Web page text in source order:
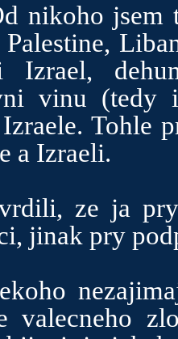
nikoho jsem
Izrael,
vinu (tedy
Tohle
a Izraeli.
ze ja
jinak pry
valecneho